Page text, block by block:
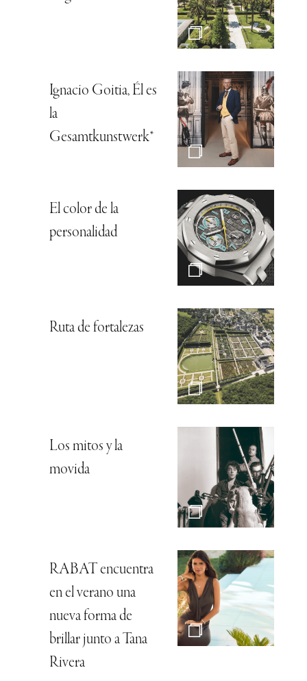
Ignacio Goitia, Él es
la
Gesamtkunstwerk*
El color de la
personalidad
Ruta de fortalezas
Los mitos y la
movida
RABAT encuentra
en el verano una
nueva forma de
brillar junto a Tana
Rivera